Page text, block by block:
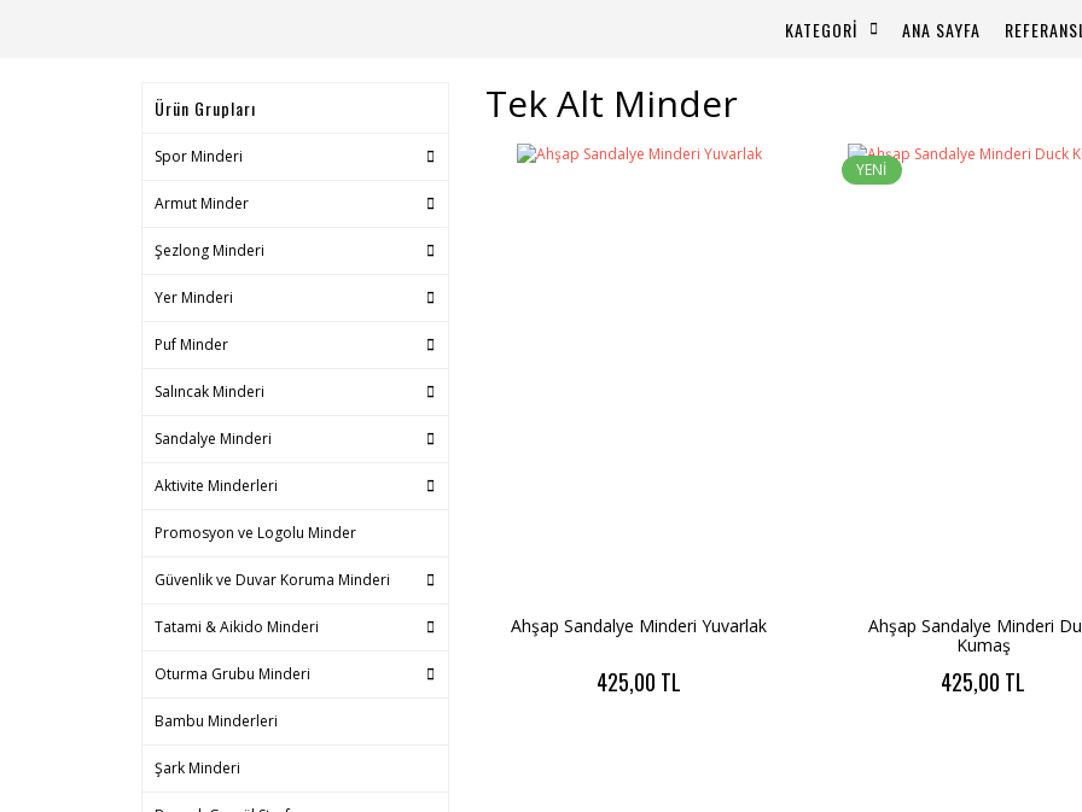
KATEGORİ ANA SAYFA
Ürün Grupları
Spor Minderi
Armut Minder
Şezlong Minderi
Yer Minderi
Puf Minder
Salıncak Minderi
Sandalye Minderi
Aktivite Minderleri
Promosyon ve Logolu Minder
Güvenlik ve Duvar Koruma Minderi
Tatami & Aikido Minderi
Oturma Grubu Minderi
Bambu Minderleri
Şark Minderi
Tek Alt Minder
Ahşap Sandalye Minderi Yuvarlak
425,00 TL
YENİ
Ahşap Sandalye Minderi
Kumaş
425,00 TL